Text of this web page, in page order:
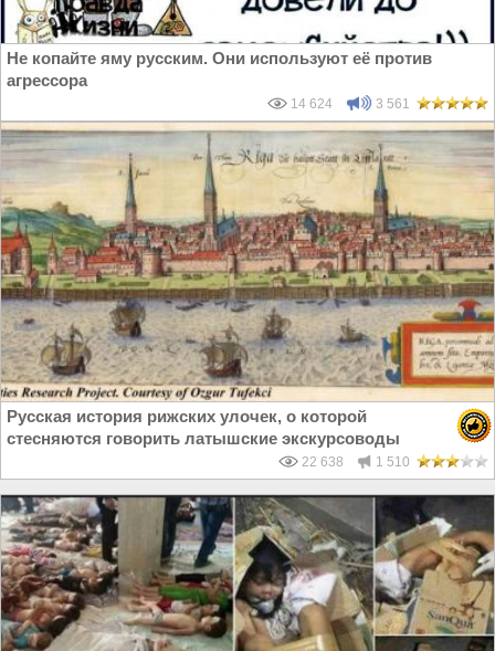
Не копайте яму русским. Они используют её против
агрессора
14 624 3 561
Русская история рижских улочек, о которой
стесняются говорить латышские экскурсоводы
22 638 1 510